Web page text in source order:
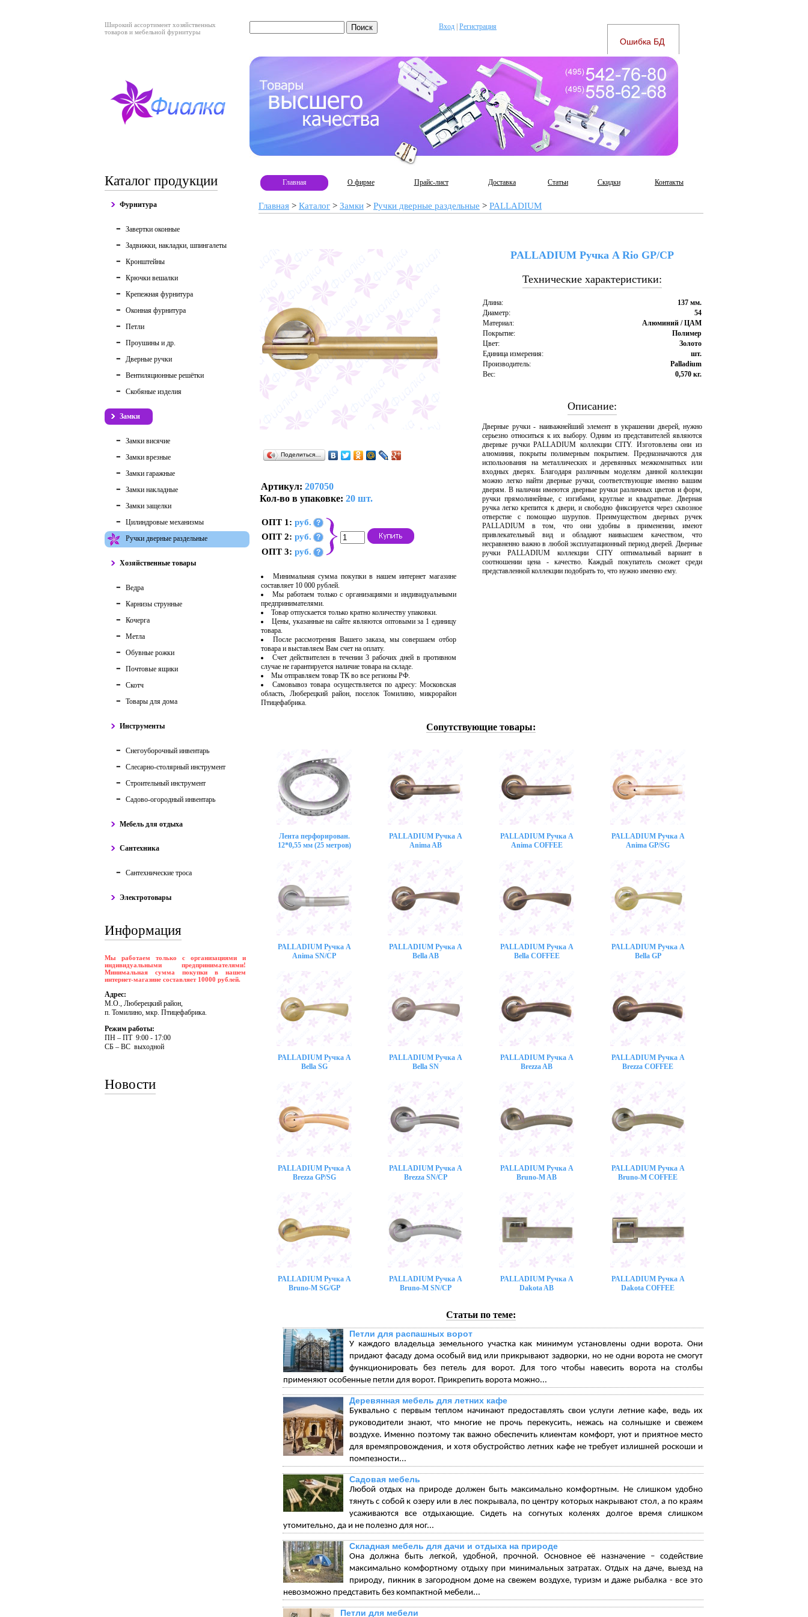
Широкий ассортимент хозяйственных
товаров и мебельной фурнитуры
Вход Регистрация
Каталог продукции
Фурнитура
Завертки оконные
Задвижки, накладки, шпингалеты
Кронштейны
Крючки вешалки
Крепежная фурнитура
Оконная фурнитура
Петли
Проушины и др.
Дверные ручки
Вентиляционные решётки
Скобяные изделия
Замки
Замки висячие
Замки врезные
Замки гаражные
Замки накладные
Замки защелки
Цилиндровые механизмы
Ручки дверные раздельные
Хозяйственные товары
Ведра
Карнизы струнные
Кочерга
Метла
Обувные рожки
Почтовые ящики
Скотч
Товары для дома
Инструменты
Снегоуборочный инвентарь
Слесарно-столярный инструмент
Строительный инструмент
Садово-огородный инвентарь
Мебель для отдыха
Сантехника
Сантехнические троса
Электротовары
Информация
Мы работаем только с организациями и
индивидуальными предпринимателями!
Минимальная сумма покупки в нашем
интернет-магазине составляет 10000 рублей.
Адрес:
М.О., Люберецкий район,
п. Томилино, мкр. Птицефабрика.
Режим работы:
ПH – ПT 9:00 - 17:00
CБ – BC выходной
Новости
Главная О фирме Прайс-лист Доставка Статьи Скидки Контакты
Главная > Каталог > Замки > Ручки дверные раздельные > PALLADIUM
Поделиться…
Артикул: 207050
Кол-во в упаковке: 20 шт.
ОПТ 1: руб. ?
ОПТ 2: руб. ?
ОПТ 3: руб. ?
Минимальная сумма покупки в нашем интернет магазине
составляет 10 000 рублей.
Мы работаем только с организациями и индивидуальными
предпринимателями.
Товар отпускается только кратно количеству упаковки.
Цены, указанные на сайте являются оптовыми за 1 единицу
товара.
После рассмотрения Вашего заказа, мы совершаем отбор
товара и выставляем Вам счет на оплату.
Счет действителен в течении 3 рабочих дней в противном
случае не гарантируется наличие товара на складе.
Мы отправляем товар ТК во все регионы РФ.
Самовывоз товара осуществляется по адресу: Московская
область, Люберецкий район, поселок Томилино, микрорайон
Птицефабрика.
PALLADIUM Ручка A Rio GP/CP
Технические характеристики:
Длина:
137 мм.
Диаметр:
54
Материал:
Алюминий / ЦАМ
Покрытие:
Полимер
Цвет:
Золото
Единица измерения:
шт.
Производитель:
Palladium
Вес:
0,570 кг.
Описание:
Дверные ручки - наиважнейший элемент в украшении дверей, нужно
серьезно относиться к их выбору. Одним из представителей являются
дверные ручки PALLADIUM коллекции CITY. Изготовлены они из
алюминия, покрыты полимерным покрытием. Предназначаются для
использования на металлических и деревянных межкомнатных или
входных дверях. Благодаря различным моделям данной коллекции
можно легко найти дверные ручки, соответствующие именно вашим
дверям. В наличии имеются дверные ручки различных цветов и форм,
ручки прямолинейные, с изгибами, круглые и квадратные. Дверная
ручка легко крепится к двери, и свободно фиксируется через сквозное
отверстие с помощью шурупов. Преимуществом дверных ручек
PALLADIUM в том, что они удобны в применении, имеют
привлекательный вид и обладают наивысшем качеством, что
несравненно важно в любой эксплуатационный период дверей. Дверные
ручки PALLADIUM коллекции CITY оптимальный вариант в
соотношении цена - качество. Каждый покупатель сможет среди
представленной коллекции подобрать то, что нужно именно ему.
Сопутствующие товары:
Лента перфорирован.
12*0,55 мм (25 метров)
PALLADIUM Ручка A
Anima AB
PALLADIUM Ручка A
Anima COFFEE
PALLADIUM Ручка A
Anima GP/SG
PALLADIUM Ручка A
Anima SN/CP
PALLADIUM Ручка A
Bella AB
PALLADIUM Ручка A
Bella COFFEE
PALLADIUM Ручка A
Bella GP
PALLADIUM Ручка A
Bella SG
PALLADIUM Ручка A
Bella SN
PALLADIUM Ручка A
Brezza AB
PALLADIUM Ручка A
Brezza COFFEE
PALLADIUM Ручка A
Brezza GP/SG
PALLADIUM Ручка A
Brezza SN/CP
PALLADIUM Ручка A
Bruno-M AB
PALLADIUM Ручка A
Bruno-M COFFEE
PALLADIUM Ручка A
Bruno-M SG/GP
PALLADIUM Ручка A
Bruno-M SN/CP
PALLADIUM Ручка A
Dakota AB
PALLADIUM Ручка A
Dakota COFFEE
Статьи по теме:
Петли для распашных ворот
У каждого владельца земельного участка как минимум установлены одни ворота. Они
придают фасаду дома особый вид или прикрывают задворки, но не одни ворота не смогут
функционировать без петель для ворот. Для того чтобы навесить ворота на столбы
применяют особенные петли для ворот. Прикрепить ворота можно...
Деревянная мебель для летних кафе
Буквально с первым теплом начинают предоставлять свои услуги летние кафе, ведь их
руководители знают, что многие не прочь перекусить, нежась на солнышке и свежем
воздухе. Именно поэтому так важно обеспечить клиентам комфорт, уют и приятное место
для времяпровождения, и хотя обустройство летних кафе не требует излишней роскоши и
помпезности...
Садовая мебель
Любой отдых на природе должен быть максимально комфортным. Не слишком удобно
тянуть с собой к озеру или в лес покрывала, по центру которых накрывают стол, а по краям
усаживаются все отдыхающие. Сидеть на согнутых коленях долгое время слишком
утомительно, да и не полезно для ног...
Складная мебель для дачи и отдыха на природе
Она должна быть легкой, удобной, прочной. Основное её назначение – содействие
максимально комфортному отдыху при минимальных затратах. Отдых на даче, выезд на
природу, пикник в загородном доме на свежем воздухе, туризм и даже рыбалка - все это
невозможно представить без компактной мебели...
Петли для мебели